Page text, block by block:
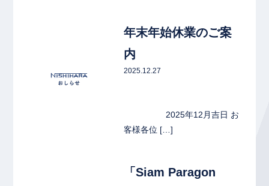
年末年始休業のご案
内
2025.12.27
2025年12月吉日 お
客様各位 […]
「Siam Paragon